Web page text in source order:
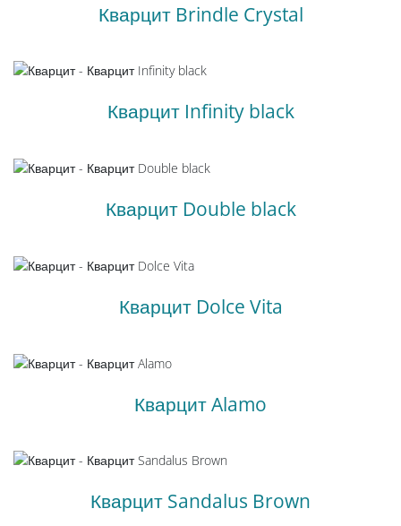
Кварцит Brindle Crystal
Кварцит Infinity black
Кварцит Double black
Кварцит Dolce Vita
Кварцит Alamo
Кварцит Sandalus Brown